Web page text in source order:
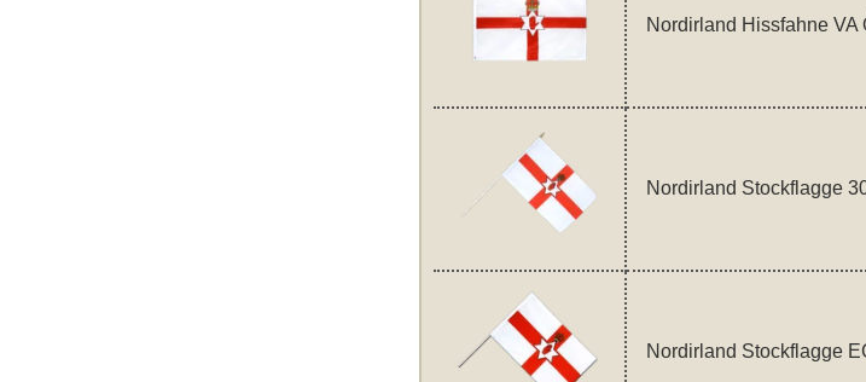
Nordirland Hissfahne VA
Nordirland Stockflagge
Nordirland Stockflagge